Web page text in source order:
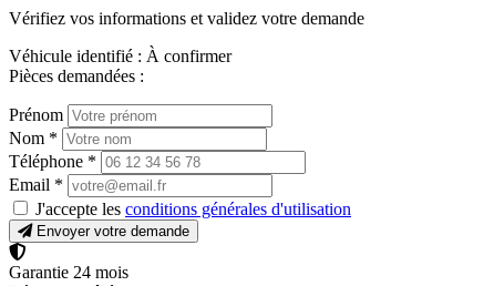
Vérifiez vos informations et validez votre demande
Véhicule identifié : À confirmer
Pièces demandées :
Prénom
Nom *
Téléphone *
Email *
J'accepte les conditions générales d'utilisation
Envoyer votre demande
Garantie 24 mois